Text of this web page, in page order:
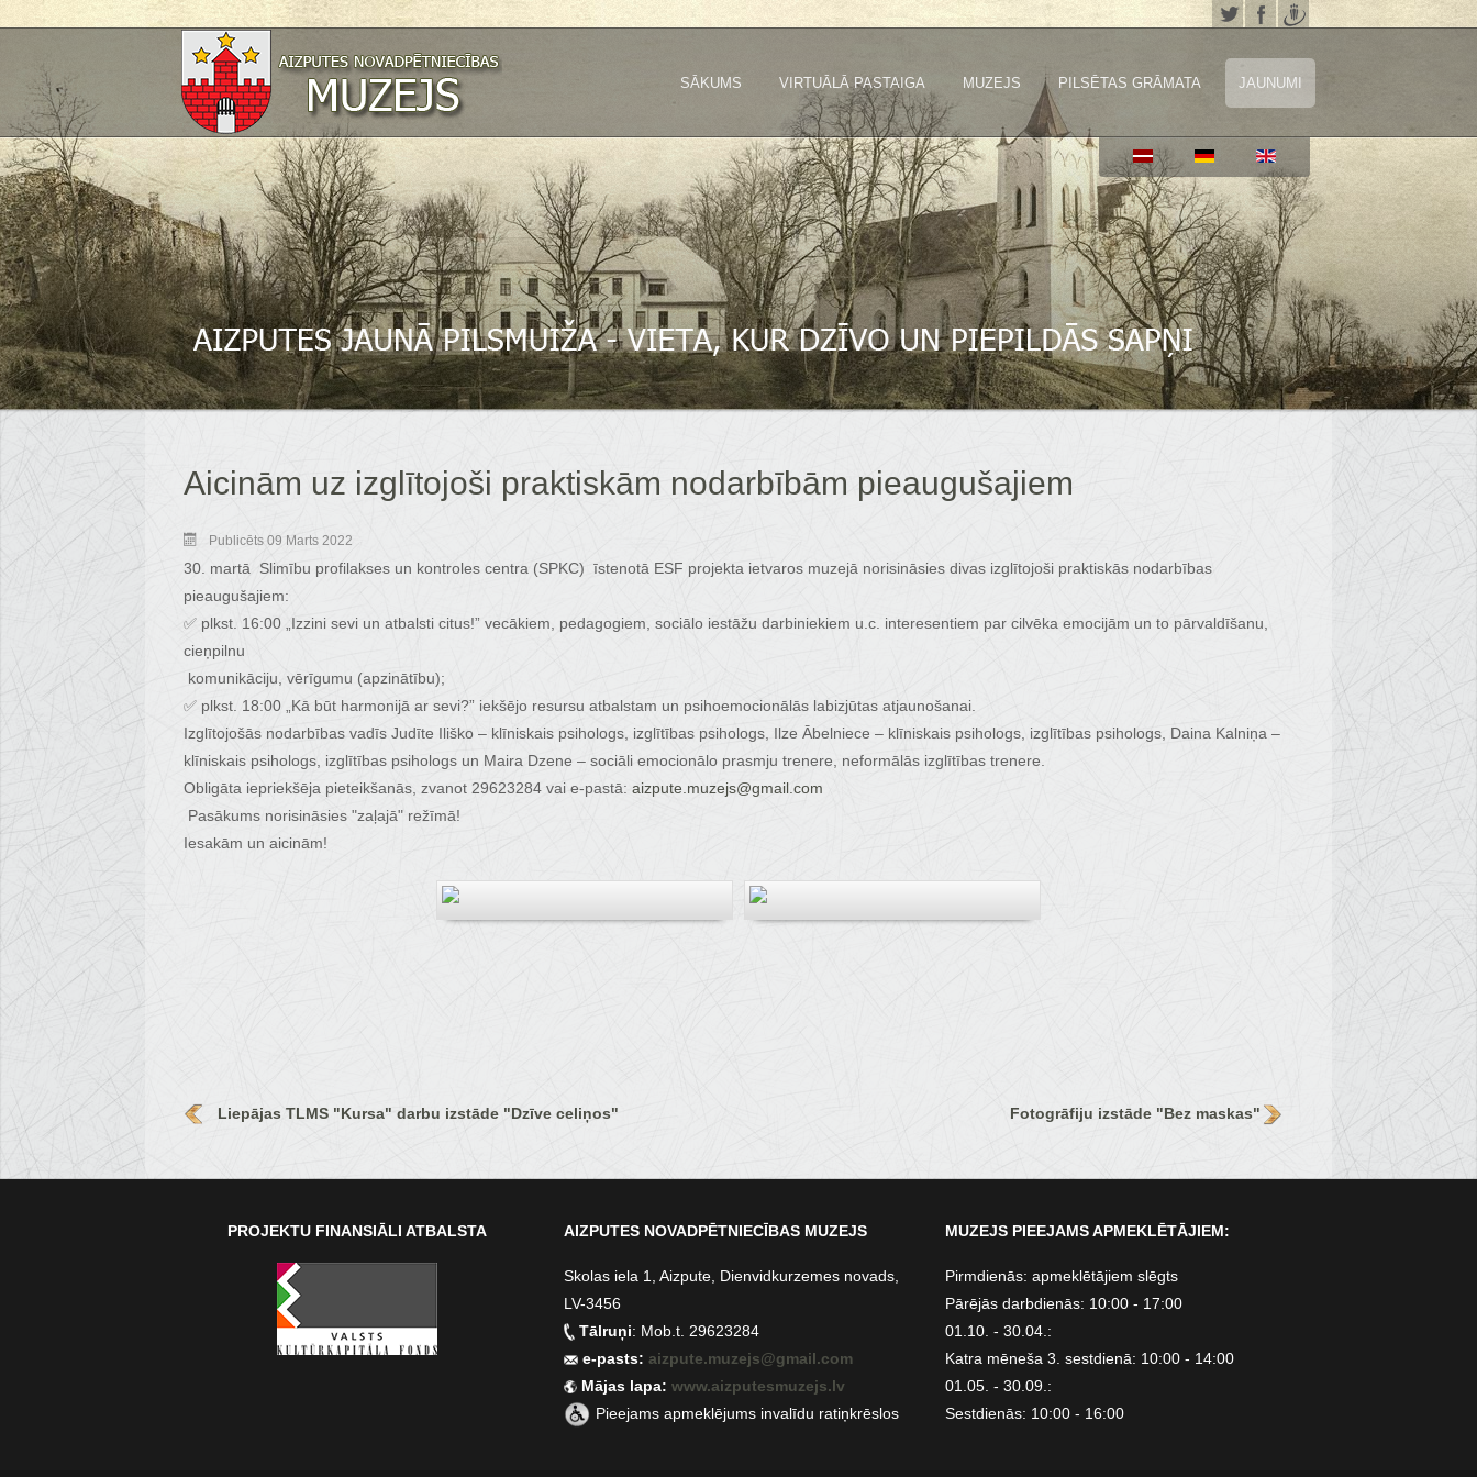
SĀKUMS VIRTUĀLĀ PASTAIGA MUZEJS PILSĒTAS GRĀMATA JAUNUMI
Aicinām uz izglītojoši praktiskām nodarbībām pieaugušajiem
Publicēts 09 Marts 2022
30. martā Slimību profilakses un kontroles centra (SPKC) īstenotā ESF projekta ietvaros muzejā norisināsies divas izglītojoši praktiskās nodarbības
pieaugušajiem:
✅ plkst. 16:00 „Izzini sevi un atbalsti citus!” vecākiem, pedagogiem, sociālo iestāžu darbiniekiem u.c. interesentiem par cilvēka emocijām un to pārvaldīšanu,
cieņpilnu
komunikāciju, vērīgumu (apzinātību);
✅ plkst. 18:00 „Kā būt harmonijā ar sevi?” iekšējo resursu atbalstam un psihoemocionālās labizjūtas atjaunošanai.
Izglītojošās nodarbības vadīs Judīte Iliško – klīniskais psihologs, izglītības psihologs, Ilze Ābelniece – klīniskais psihologs, izglītības psihologs, Daina Kalniņa –
klīniskais psihologs, izglītības psihologs un Maira Dzene – sociāli emocionālo prasmju trenere, neformālās izglītības trenere.
Obligāta iepriekšēja pieteikšanās, zvanot 29623284 vai e-pastā: aizpute.muzejs@gmail.com
Pasākums norisināsies "zaļajā" režīmā!
Iesakām un aicinām!
Liepājas TLMS "Kursa" darbu izstāde "Dzīve celiņos" Fotogrāfiju izstāde "Bez maskas"
PROJEKTU FINANSIĀLI ATBALSTA AIZPUTES NOVADPĒTNIECĪBAS MUZEJS
Skolas iela 1, Aizpute, Dienvidkurzemes novads,
LV-3456
Tālruņi: Mob.t. 29623284
e-pasts:aizpute.muzejs@gmail.com
Mājas lapa:www.aizputesmuzejs.lv
Pieejams apmeklējums invalīdu ratiņkrēslos
MUZEJS PIEEJAMS APMEKLĒTĀJIEM:
Pirmdienās: apmeklētājiem slēgts
Pārējās darbdienās: 10:00 - 17:00
01.10. - 30.04.:
Katra mēneša 3. sestdienā: 10:00 - 14:00
01.05. - 30.09.:
Sestdienās: 10:00 - 16:00